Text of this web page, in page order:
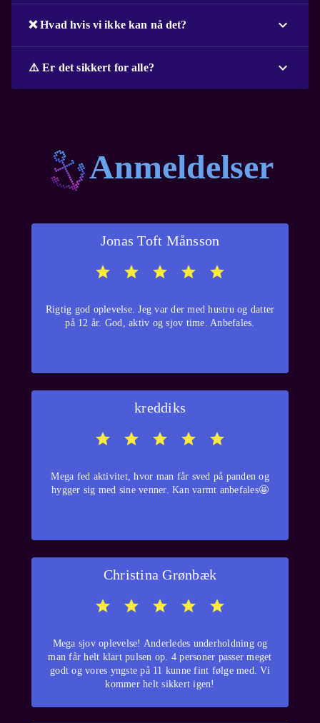
❌ Hvad hvis vi ikke kan nå det?
⚠️ Er det sikkert for alle?
Anmeldelser
Jonas Toft Månsson
Rigtig god oplevelse. Jeg var der med hustru og datter
på 12 år. God, aktiv og sjov time. Anbefales.
kreddiks
Mega fed aktivitet, hvor man får sved på panden og
hygger sig med sine venner. Kan varmt anbefales🤩
Christina Grønbæk
Mega sjov oplevelse! Anderledes underholdning og
man får helt klart pulsen op. 4 personer passer meget
godt og vores yngste på 11 kunne fint følge med. Vi
kommer helt sikkert igen!